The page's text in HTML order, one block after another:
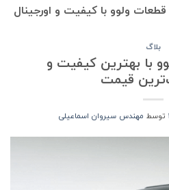
ولوو با کیفیت و اورجینال
بلاگ
با بهترین کیفیت و
قیمت
توسط مهندس سیروان اسماعیلی